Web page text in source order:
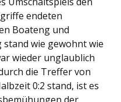
endeten
Boateng und
stand wie gewohnt wie
wieder unglaublich
die Treffer von
0:2 stand, ist es